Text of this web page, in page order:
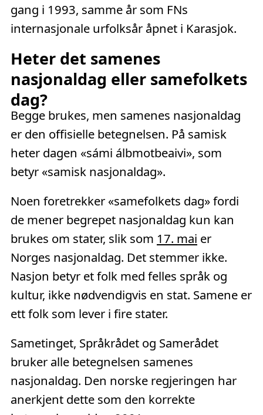
gang i 1993, samme år som FNs
internasjonale urfolksår åpnet i Karasjok.
Heter det samenes
nasjonaldag eller samefolkets
dag?
Begge brukes, men samenes nasjonaldag
er den offisielle betegnelsen. På samisk
heter dagen «sámi álbmotbeaivi», som
betyr «samisk nasjonaldag».
Noen foretrekker «samefolkets dag» fordi
de mener begrepet nasjonaldag kun kan
brukes om stater, slik som 17. mai er
Norges nasjonaldag. Det stemmer ikke.
Nasjon betyr et folk med felles språk og
kultur, ikke nødvendigvis en stat. Samene er
ett folk som lever i fire stater.
Sametinget, Språkrådet og Samerådet
bruker alle betegnelsen samenes
nasjonaldag. Den norske regjeringen har
anerkjent dette som den korrekte